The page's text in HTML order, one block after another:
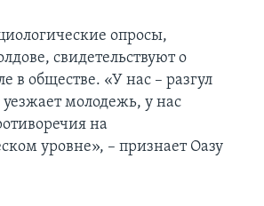
опросы,
свидетельствуют о
в обществе. «У нас – разгул
молодежь, у нас
на
уровне», – признает Оазу